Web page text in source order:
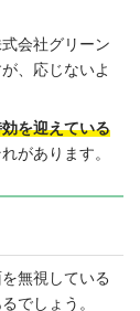
会社グリーン
、応じないよ
を迎えている
があります。
無視している
でしょう。